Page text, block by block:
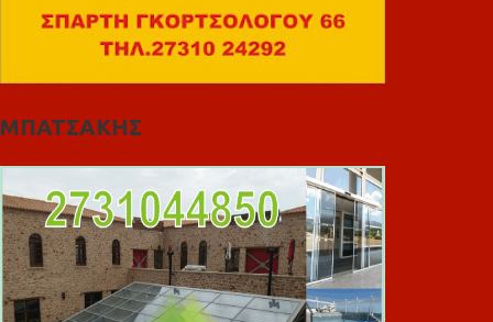
ΜΠΑΤΣΑΚΗΣ